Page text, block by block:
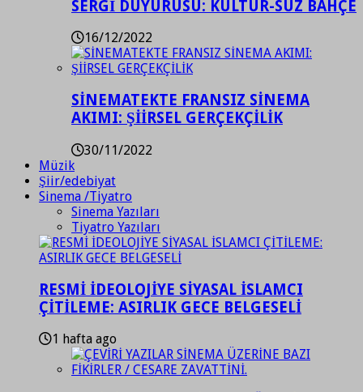
SERGİ DUYURUSU: KÜLTÜR-SÜZ BAHÇE
16/12/2022
SİNEMATEKTE FRANSIZ SİNEMA
AKIMI: ŞİİRSEL GERÇEKÇİLİK
30/11/2022
Müzik
Şiir/edebiyat
Sinema /Tiyatro
Sinema Yazıları
Tiyatro Yazıları
RESMİ İDEOLOJİYE SİYASAL İSLAMCI
ÇİTİLEME: ASIRLIK GECE BELGESELİ
1 hafta ago